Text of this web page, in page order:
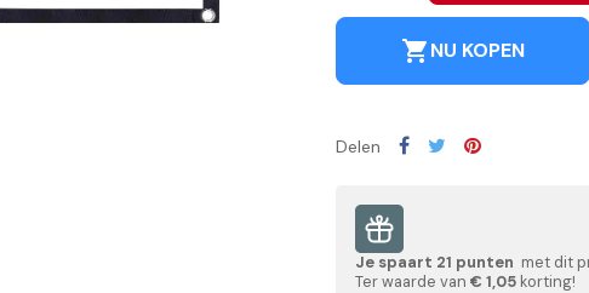
shopping_cartNU KOPEN
Delen
Je spaart 21 punten met dit
Ter waarde van € 1,05 korting!